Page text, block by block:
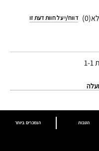
0 דווח/י על חוות דעת זו
1-1
הנמכרים ביותר הטבות